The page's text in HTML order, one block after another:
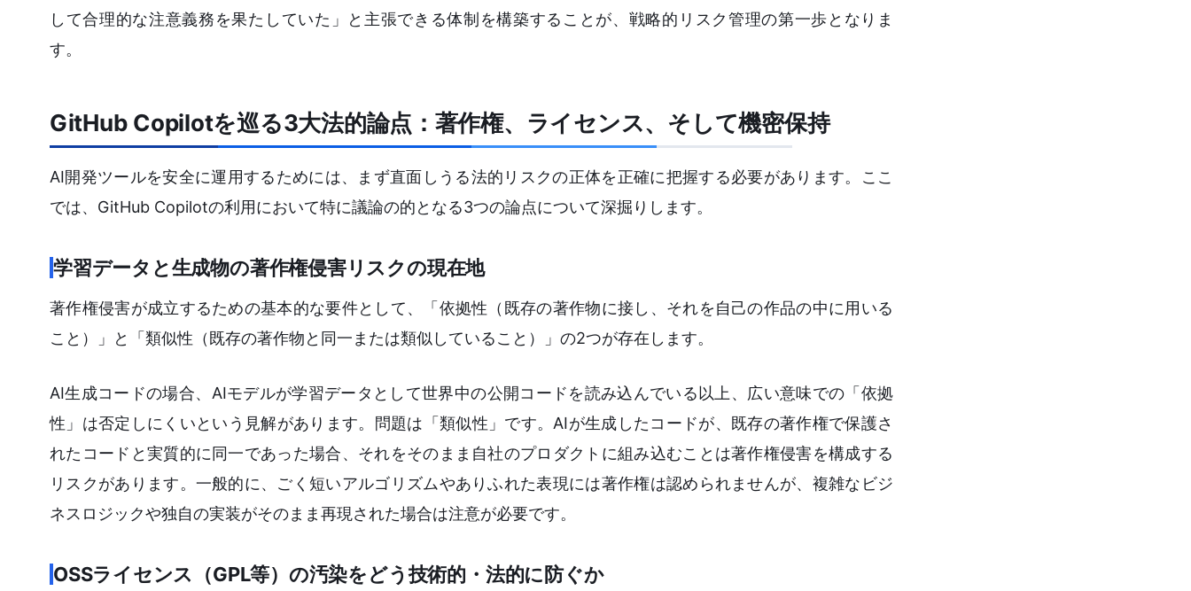
して合理的な注意義務を果たしていた」と主張できる体制を構築することが、戦略的リスク管理の第一歩となりま
す。
GitHub Copilotを巡る3大法的論点：著作権、ライセンス、そして機密保持
AI開発ツールを安全に運用するためには、まず直面しうる法的リスクの正体を正確に把握する必要があります。ここ
では、GitHub Copilotの利用において特に議論の的となる3つの論点について深掘りします。
学習データと生成物の著作権侵害リスクの現在地
著作権侵害が成立するための基本的な要件として、「依拠性（既存の著作物に接し、それを自己の作品の中に用いる
こと）」と「類似性（既存の著作物と同一または類似していること）」の2つが存在します。
AI生成コードの場合、AIモデルが学習データとして世界中の公開コードを読み込んでいる以上、広い意味での「依拠
性」は否定しにくいという見解があります。問題は「類似性」です。AIが生成したコードが、既存の著作権で保護さ
れたコードと実質的に同一であった場合、それをそのまま自社のプロダクトに組み込むことは著作権侵害を構成する
リスクがあります。一般的に、ごく短いアルゴリズムやありふれた表現には著作権は認められませんが、複雑なビジ
ネスロジックや独自の実装がそのまま再現された場合は注意が必要です。
OSSライセンス（GPL等）の汚染をどう技術的・法的に防ぐか